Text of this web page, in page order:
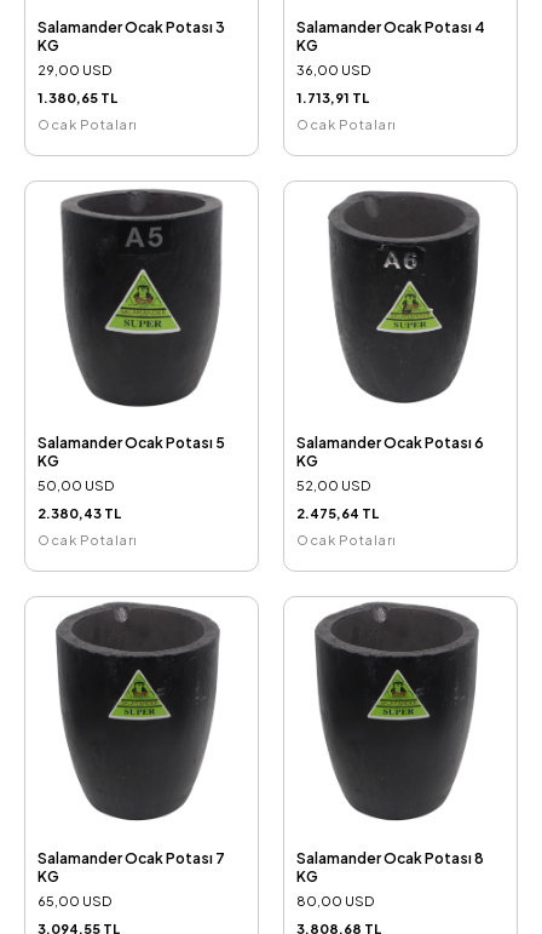
Salamander Ocak Potası 3
KG
29,00 USD
1.380,65 TL
Ocak Potaları
Salamander Ocak Potası 4
KG
36,00 USD
1.713,91 TL
Ocak Potaları
Salamander Ocak Potası 5
KG
50,00 USD
2.380,43 TL
Ocak Potaları
Salamander Ocak Potası 6
KG
52,00 USD
2.475,64 TL
Ocak Potaları
Salamander Ocak Potası 7
KG
65,00 USD
3.094,55 TL
Salamander Ocak Potası 8
KG
80,00 USD
3.808,68 TL